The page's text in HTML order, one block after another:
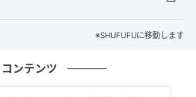
「返済なし・6か月経過」と
※SHUFUFUに移動します
ンテンツ